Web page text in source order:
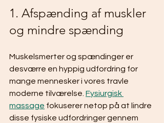
1. Afspænding af muskler
og mindre spænding
Muskelsmerter og spændinger er
desværre en hyppig udfordring for
mange mennesker i vores travle
moderne tilværelse. Fysiurgisk
massage fokuserer netop på at lindre
disse fysiske udfordringer gennem